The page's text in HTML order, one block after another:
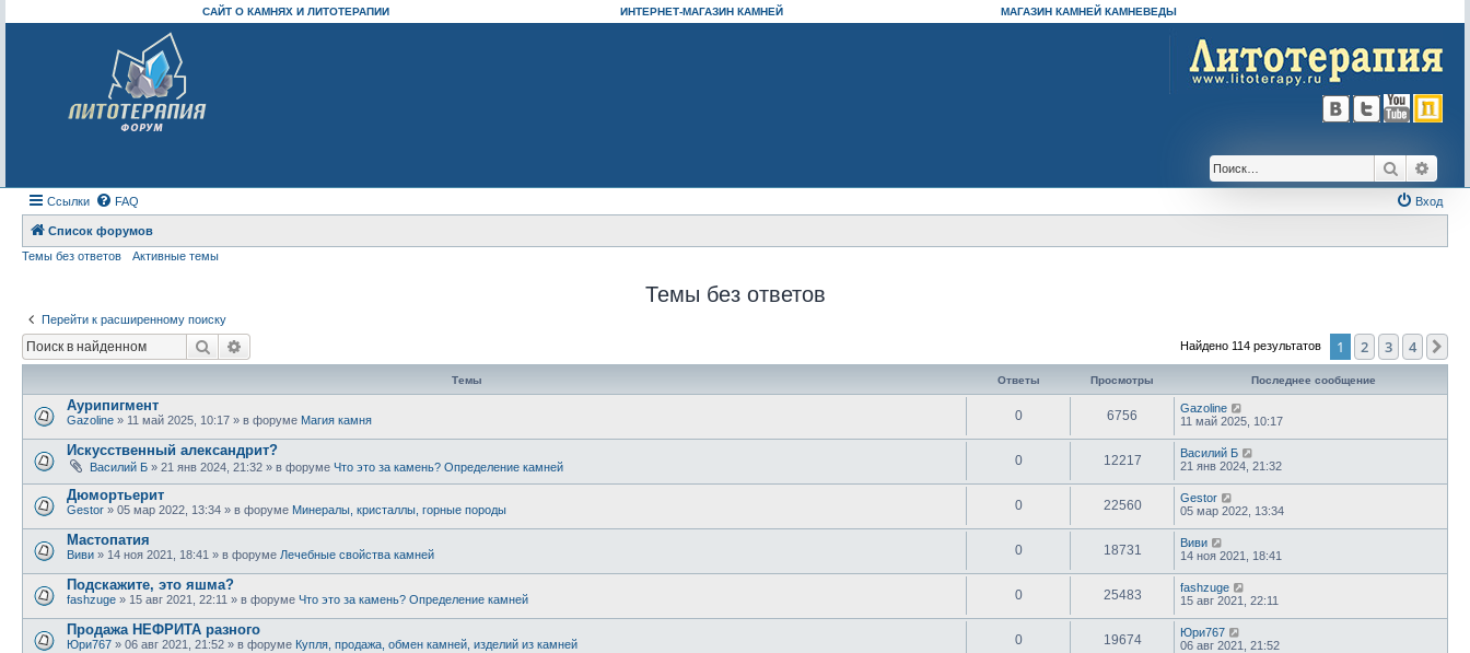
САЙТ О КАМНЯХ И ЛИТОТЕРАПИИ ИНТЕРНЕТ-МАГАЗИН КАМНЕЙ МАГАЗИН КАМНЕЙ КАМНЕВЕДЫ
Поиск
Ссылки FAQ Вход
Список форумов
Темы без ответов
Активные темы
Темы без ответов
Перейти к расширенному поиску
Поиск Найдено 114 результатов 1 2 3 4
Темы Ответы Просмотры Последнее сообщение
Аурипигмент
Gazoline » 11 май 2025, 10:17 » в форуме Магия камня 0 6756
Gazoline
11 май 2025, 10:17
Искусственный александрит?
Василий Б » 21 янв 2024, 21:32 » в форуме Что это за камень? Определение камней 0 12217
Василий Б
21 янв 2024, 21:32
Дюмортьерит
Gestor » 05 мар 2022, 13:34 » в форуме Минералы, кристаллы, горные породы 0 22560
Gestor
05 мар 2022, 13:34
Мастопатия
Виви » 14 ноя 2021, 18:41 » в форуме Лечебные свойства камней 0 18731
Виви
14 ноя 2021, 18:41
Подскажите, это яшма?
fashzuge » 15 авг 2021, 22:11 » в форуме Что это за камень? Определение камней 0 25483
fashzuge
15 авг 2021, 22:11
Продажа НЕФРИТА разного
Юри767 » 06 авг 2021, 21:52 » в форуме Купля, продажа, обмен камней, изделий из камней 0 19674
Юри767
06 авг 2021, 21:52